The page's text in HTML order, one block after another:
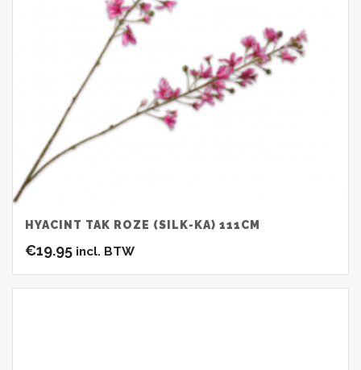
HYACINT TAK ROZE (SILK-KA) 111CM
€19.95 incl. BTW